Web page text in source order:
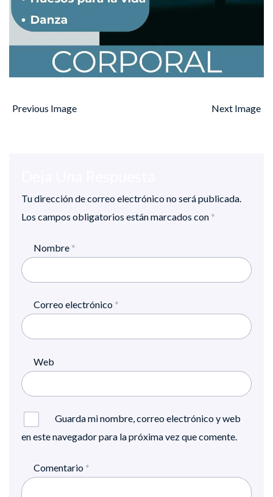
Previous Image Next Image
Tu dirección de correo electrónico no será publicada.
Los campos obligatorios están marcados con *
Nombre *
Correo electrónico *
Web
Guarda mi nombre, correo electrónico y web
en este navegador para la próxima vez que comente.
Comentario *